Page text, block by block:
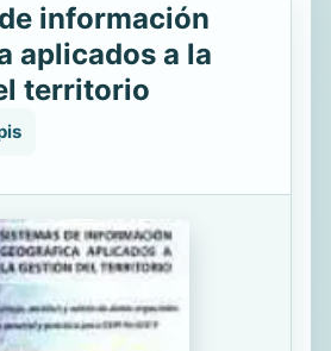
información
aplicados a la
territorio